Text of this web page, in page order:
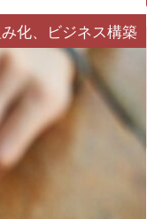
化、ビジネス構築
公務員
ビジ
独立
成功
辞めたい
起業
コンテンツ作成
SNSマーケティング